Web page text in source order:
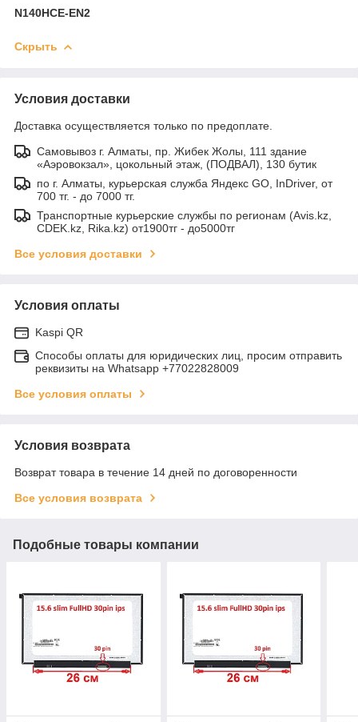
N140HCE-EN2
Скрыть
Условия доставки
Доставка осуществляется только по предоплате.
Самовывоз г. Алматы, пр. Жибек Жолы, 111 здание
«Аэровокзал», цокольный этаж, (ПОДВАЛ), 130 бутик
по г. Алматы, курьерская служба Яндекс GO, InDriver, от
700 тг. - до 7000 тг.
Транспортные курьерские службы по регионам (Avis.kz,
CDEK.kz, Rika.kz) от1900тг - до5000тг
Все условия доставки
Условия оплаты
Kaspi QR
Способы оплаты для юридических лиц, просим отправить
реквизиты на Whatsapp +77022828009
Все условия оплаты
Условия возврата
Возврат товара в течение 14 дней по договоренности
Все условия возврата
Подобные товары компании